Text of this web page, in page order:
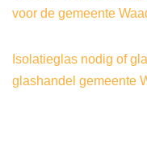
voor de gemeente
Isolatieglas nodig of
glashandel gemeente